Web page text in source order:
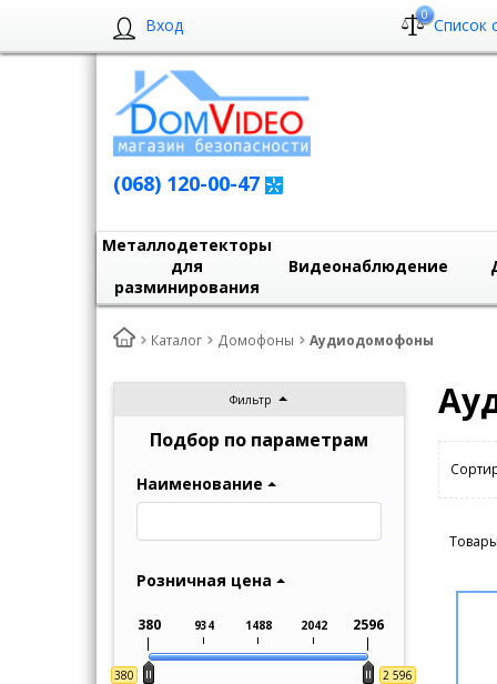
Вход 0 Список
(068) 120-00-47
Металлодетекторы
для
разминирования
Видеонаблюдение
Каталог Домофоны Аудиодомофоны
Фильтр
Подбор по параметрам
Наименование
Розничная цена
380 2 596
380 934 1488 2042 2596